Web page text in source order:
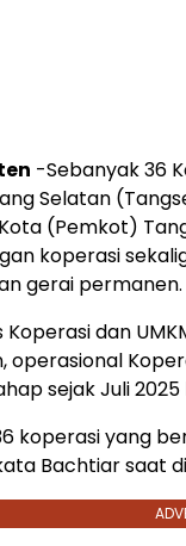
-Sebanyak 36
Selatan
(Pemkot)
koperasi
gerai permanen.
Koperasi dan
operasional
sejak Juli 2025
koperasi yang
Bachtiar saat